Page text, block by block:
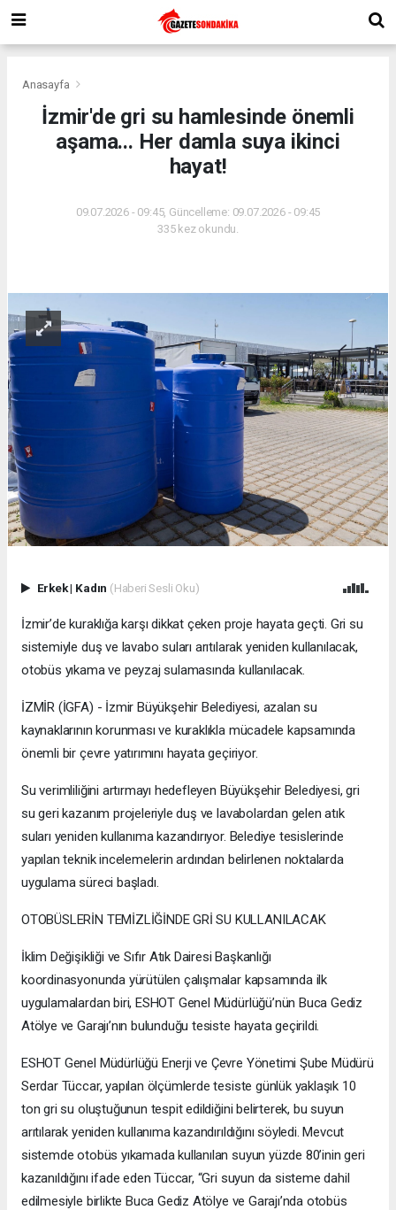
Anasayfa
İzmir'de gri su hamlesinde önemli
aşama... Her damla suya ikinci
hayat!
09.07.2026 - 09:45, Güncelleme: 09.07.2026 - 09:45
335 kez okundu.
Erkek| Kadın (Haberi Sesli Oku)
İzmir’de kuraklığa karşı dikkat çeken proje hayata geçti. Gri su
sistemiyle duş ve lavabo suları arıtılarak yeniden kullanılacak,
otobüs yıkama ve peyzaj sulamasında kullanılacak.
İZMİR (İGFA) - İzmir Büyükşehir Belediyesi, azalan su
kaynaklarının korunması ve kuraklıkla mücadele kapsamında
önemli bir çevre yatırımını hayata geçiriyor.
Su verimliliğini artırmayı hedefleyen Büyükşehir Belediyesi, gri
su geri kazanım projeleriyle duş ve lavabolardan gelen atık
suları yeniden kullanıma kazandırıyor. Belediye tesislerinde
yapılan teknik incelemelerin ardından belirlenen noktalarda
uygulama süreci başladı.
OTOBÜSLERİN TEMİZLİĞİNDE GRİ SU KULLANILACAK
İklim Değişikliği ve Sıfır Atık Dairesi Başkanlığı
koordinasyonunda yürütülen çalışmalar kapsamında ilk
uygulamalardan biri, ESHOT Genel Müdürlüğü’nün Buca Gediz
Atölye ve Garajı’nın bulunduğu tesiste hayata geçirildi.
ESHOT Genel Müdürlüğü Enerji ve Çevre Yönetimi Şube Müdürü
Serdar Tüccar, yapılan ölçümlerde tesiste günlük yaklaşık 10
ton gri su oluştuğunun tespit edildiğini belirterek, bu suyun
arıtılarak yeniden kullanıma kazandırıldığını söyledi. Mevcut
sistemde otobüs yıkamada kullanılan suyun yüzde 80’inin geri
kazanıldığını ifade eden Tüccar, “Gri suyun da sisteme dahil
edilmesiyle birlikte Buca Gediz Atölye ve Garajı’nda otobüs